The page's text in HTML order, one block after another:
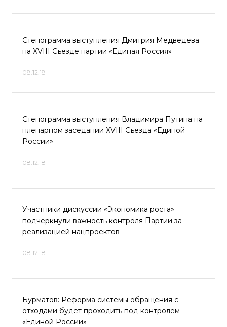
Стенограмма выступления Дмитрия Медведева
на XVIII Съезде партии «Единая Россия»
08.12.18
Стенограмма выступления Владимира Путина на
пленарном заседании XVIII Съезда «Единой
России»
08.12.18
Участники дискуссии «Экономика роста»
подчеркнули важность контроля Партии за
реализацией нацпроектов
08.12.18
Бурматов: Реформа системы обращения с
отходами будет проходить под контролем
«Единой России»